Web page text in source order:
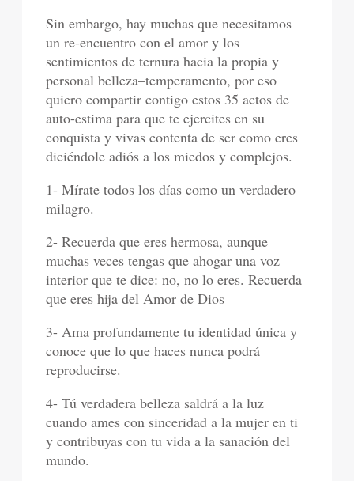
Sin embargo, hay muchas que necesitamos
un re-encuentro con el amor y los
sentimientos de ternura hacia la propia y
personal belleza–temperamento, por eso
quiero compartir contigo estos 35 actos de
auto-estima para que te ejercites en su
conquista y vivas contenta de ser como eres
diciéndole adiós a los miedos y complejos.
1- Mírate todos los días como un verdadero
milagro.
2- Recuerda que eres hermosa, aunque
muchas veces tengas que ahogar una voz
interior que te dice: no, no lo eres. Recuerda
que eres hija del Amor de Dios
3- Ama profundamente tu identidad única y
conoce que lo que haces nunca podrá
reproducirse.
4- Tú verdadera belleza saldrá a la luz
cuando ames con sinceridad a la mujer en ti
y contribuyas con tu vida a la sanación del
mundo.